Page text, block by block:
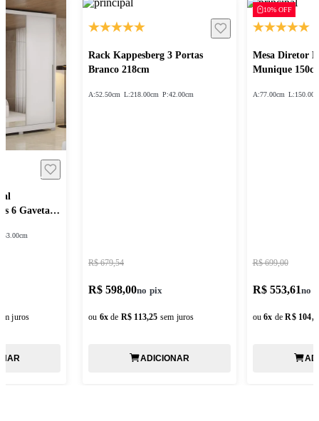
Rack Kappesberg 3 Portas
Branco 218cm
A:52.50cm L:218.00cm P:42.00cm
R$ 679,54
R$ 598,00
ou 6x de R$ 113,25 sem juros
ADICIONAR
10% OFF
Mesa Diretor
Munique
A:77.00cm L:
R$ 699,00
R$ 553,61
ou6x de R$
6 Gavetas
53.00cm
juros